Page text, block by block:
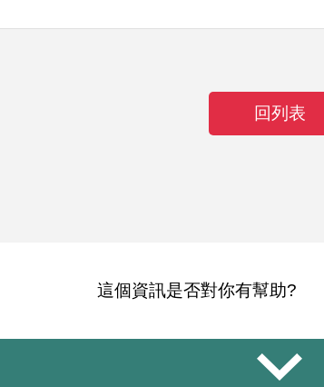
回列表
這個資訊是否對你有幫助?